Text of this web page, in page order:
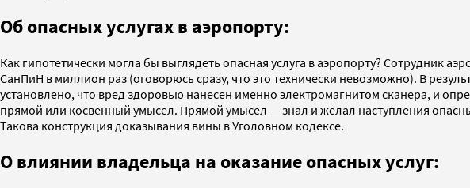
Об опасных услугах в аэропорту:
Как гипотетически могла бы выглядеть опасная услуга в аэропорту? Сотрудник
СанПиН в миллион раз (оговорюсь сразу, что это технически невозможно). В
установлено, что вред здоровью нанесен именно электромагнитом сканера, и
прямой или косвенный умысел. Прямой умысел — знал и желал наступления
Такова конструкция доказывания вины в Уголовном кодексе.
О влиянии владельца на оказание опасных услуг: